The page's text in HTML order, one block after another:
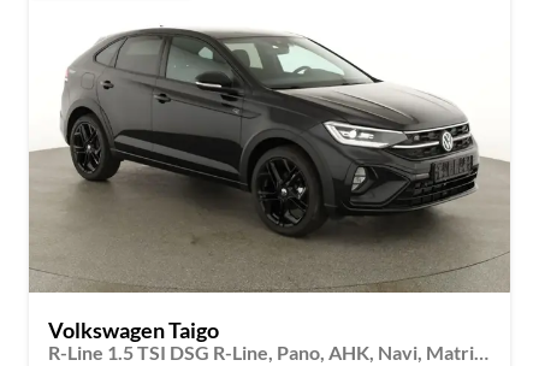
Volkswagen Taigo
R-Line 1.5 TSI DSG R-Line, Pano, AHK, Navi, Matrix, Kamera, ACC, Winter, 4 J.-Garantie